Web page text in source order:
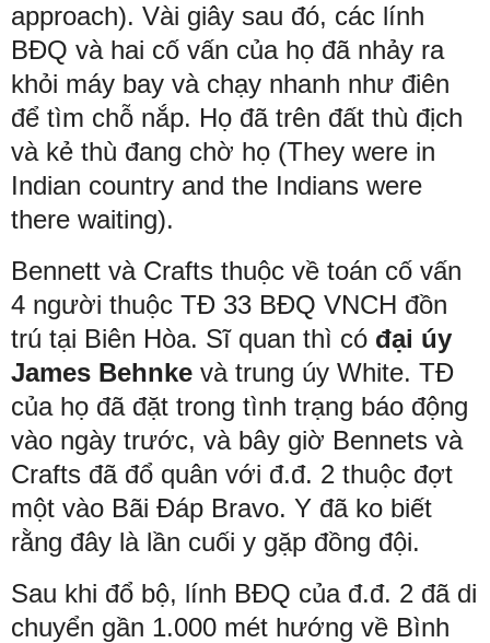
approach). Vài giây sau đó, các lính
BĐQ và hai cố vấn của họ đã nhảy ra
khỏi máy bay và chạy nhanh như điên
để tìm chỗ nắp. Họ đã trên đất thù địch
và kẻ thù đang chờ họ (They were in
Indian country and the Indians were
there waiting).
Bennett và Crafts thuộc về toán cố vấn
4 người thuộc TĐ 33 BĐQ VNCH đồn
trú tại Biên Hòa. Sĩ quan thì có đại úy
James Behnke và trung úy White. TĐ
của họ đã đặt trong tình trạng báo động
vào ngày trước, và bây giờ Bennets và
Crafts đã đổ quân với đ.đ. 2 thuộc đợt
một vào Bãi Đáp Bravo. Y đã ko biết
rằng đây là lần cuối y gặp đồng đội.
Sau khi đổ bộ, lính BĐQ của đ.đ. 2 đã di
chuyển gần 1.000 mét hướng về Bình